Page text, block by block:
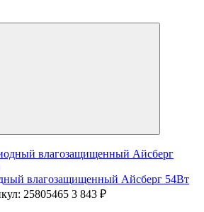
влагозащищенный Айсберг 54Вт
25805465 3 843 ₽